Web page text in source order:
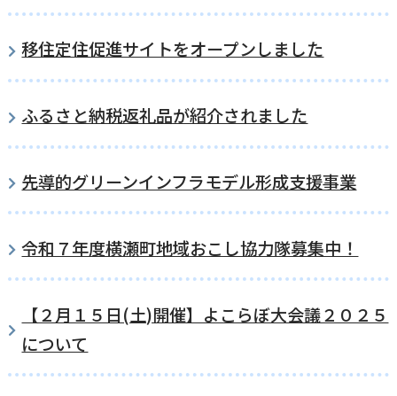
高齢者の方
引っ越し／移住・定住
おくやみ
よこハグ
手続きガイド
横瀬町（町長） へのご意見等
横瀬町公式note
横瀬町役場
TEL 0494-25-0111（代表）
開庁時間：8:30〜17:00
窓口案内 トップページ
メニューを閉じる
移住定住促進サイトをオープンしました
ふるさと納税返礼品が紹介されました
先導的グリーンインフラモデル形成支援事業
令和７年度横瀬町地域おこし協力隊募集中！
【２月１５日(土)開催】よこらぼ大会議２０２５
について